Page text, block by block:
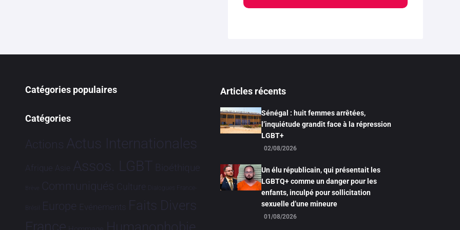
Catégories populaires
Catégories
Actions Actus Internationales
Afrique Asie Assos. LGBT Bioéthique
Brève Communiqués Culture Dialogues France-
Brésil Europe Evénements Faits Divers
Humanophobie
Articles récents
Sénégal : huit femmes arrêtées,
l’inquiétude grandit face à la répression
LGBT+
02/08/2026
Un élu républicain, qui présentait les
LGBTQ+ comme un danger pour les
enfants, inculpé pour sollicitation
sexuelle d’une mineure
01/08/2026